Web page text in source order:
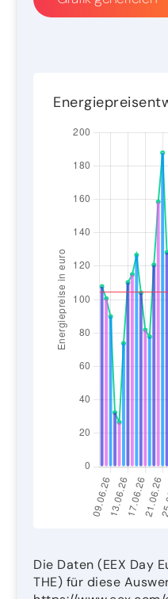
Die Daten (EEX Day
THE) für diese